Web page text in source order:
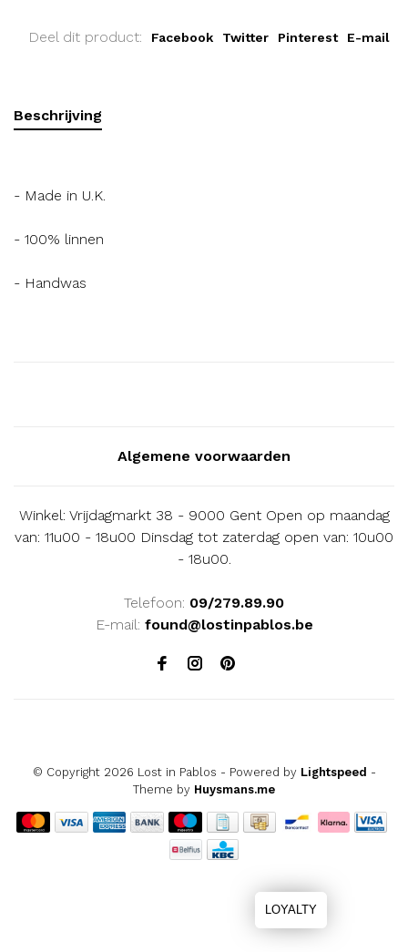
Deel dit product: Facebook Twitter Pinterest E-mail
Beschrijving
- Made in U.K.
- 100% linnen
- Handwas
Algemene voorwaarden
Winkel: Vrijdagmarkt 38 - 9000 Gent Open op maandag
van: 11u00 - 18u00 Dinsdag tot zaterdag open van: 10u00
- 18u00.
Telefoon: 09/279.89.90
E-mail: found@lostinpablos.be
© Copyright 2026 Lost in Pablos - Powered by Lightspeed -
Theme by Huysmans.me
LOYALTY